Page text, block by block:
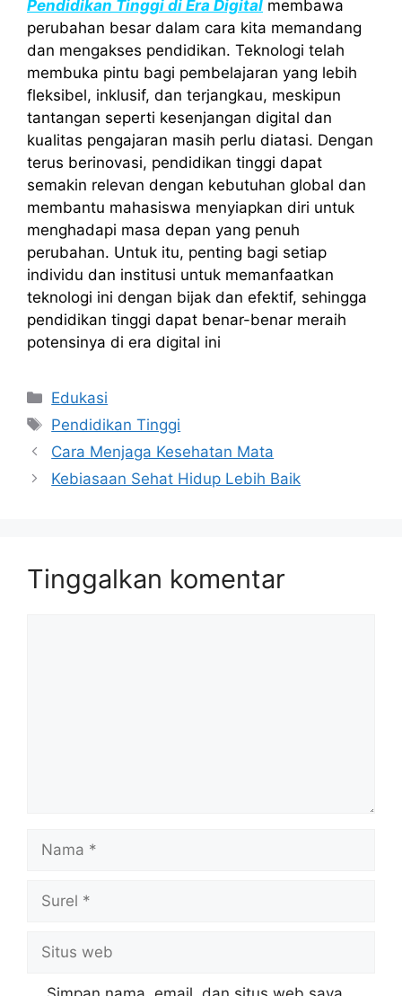
Pendidikan Tinggi di Era Digital membawa
perubahan besar dalam cara kita memandang
dan mengakses pendidikan. Teknologi telah
membuka pintu bagi pembelajaran yang lebih
fleksibel, inklusif, dan terjangkau, meskipun
tantangan seperti kesenjangan digital dan
kualitas pengajaran masih perlu diatasi. Dengan
terus berinovasi, pendidikan tinggi dapat
semakin relevan dengan kebutuhan global dan
membantu mahasiswa menyiapkan diri untuk
menghadapi masa depan yang penuh
perubahan. Untuk itu, penting bagi setiap
individu dan institusi untuk memanfaatkan
teknologi ini dengan bijak dan efektif, sehingga
pendidikan tinggi dapat benar-benar meraih
potensinya di era digital ini
Kategori
Edukasi
Tag
Pendidikan Tinggi
Cara Menjaga Kesehatan Mata
Kebiasaan Sehat Hidup Lebih Baik
Tinggalkan komentar
web